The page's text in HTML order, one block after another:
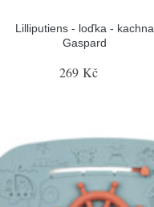
Lilliputiens - loďka - kachna
Gaspard
269 Kč